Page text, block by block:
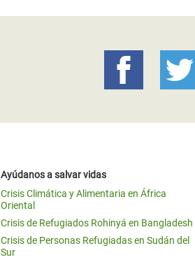
Ayúdanos a salvar vidas
Crisis Climática y Alimentaria en África
Oriental
Crisis de Refugiados Rohinyá en Bangladesh
Crisis de Personas Refugiadas en Sudán del
Sur